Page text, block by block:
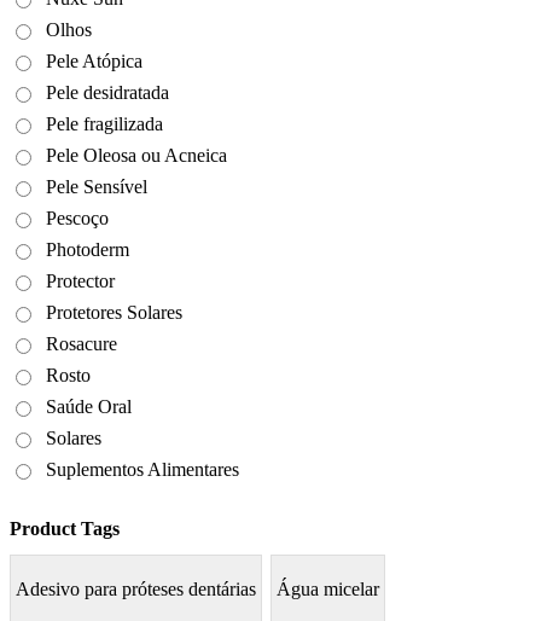
Olhos
Pele Atópica
Pele desidratada
Pele fragilizada
Pele Oleosa ou Acneica
Pele Sensível
Pescoço
Photoderm
Protector
Protetores Solares
Rosacure
Rosto
Saúde Oral
Solares
Suplementos Alimentares
Product Tags
Adesivo para próteses dentárias Água micelar